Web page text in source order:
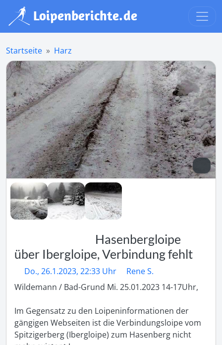
Startseite Harz
Hasenbergloipe
über Ibergloipe, Verbindung fehlt
Do., 26.1.2023, 22:33 Uhr
Rene S.
Wildemann / Bad-Grund Mi. 25.01.2023 14-17Uhr,
Im Gegensatz zu den Loipeninformationen der
gängigen Webseiten ist die Verbindungsloipe vom
Spitzigerberg (Ibergloipe) zum Hasenberg nicht